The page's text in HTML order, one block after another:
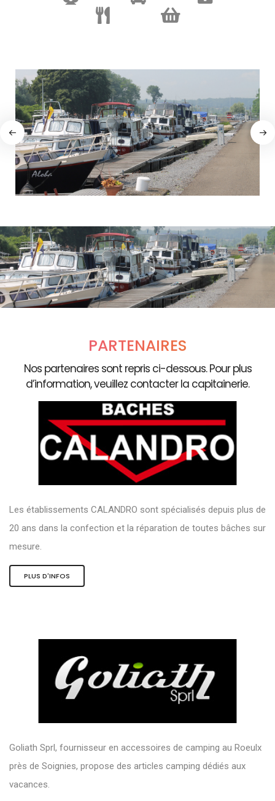
PARTENAIRES
Nos partenaires sont repris ci-dessous. Pour plus
d’information, veuillez contacter la capitainerie.
Les établissements CALANDRO sont spécialisés depuis plus de
20 ans dans la confection et la réparation de toutes bâches sur
mesure.
PLUS D'INFOS
Goliath Sprl, fournisseur en accessoires de camping au Roeulx
près de Soignies, propose des articles camping dédiés aux
vacances.